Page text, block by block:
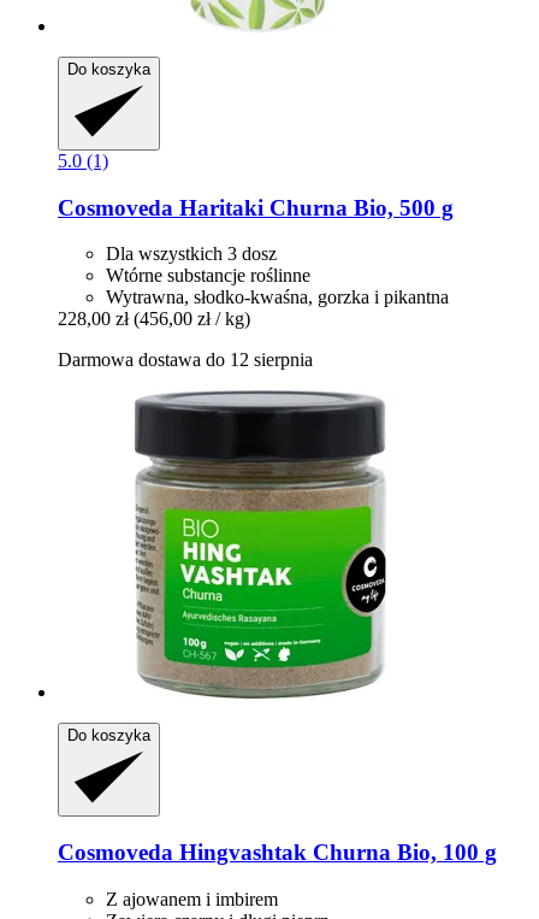
Do koszyka
5.0 (1)
Cosmoveda Haritaki Churna Bio, 500 g
Dla wszystkich 3 dosz
Wtórne substancje roślinne
Wytrawna, słodko-kwaśna, gorzka i pikantna
228,00 zł (456,00 zł / kg)
Darmowa dostawa do 12 sierpnia
Do koszyka
Cosmoveda Hingvashtak Churna Bio, 100 g
Z ajowanem i imbirem